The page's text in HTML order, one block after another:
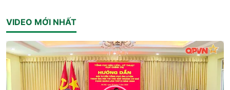
VIDEO MỚI NHẤT